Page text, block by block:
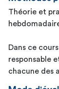
Théorie et
Dans ce
responsable
chacune des